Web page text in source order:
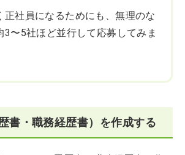
正社員になるためにも、無理のな
3〜5社ほど並行して応募してみま
書・職務経歴書）を作成する